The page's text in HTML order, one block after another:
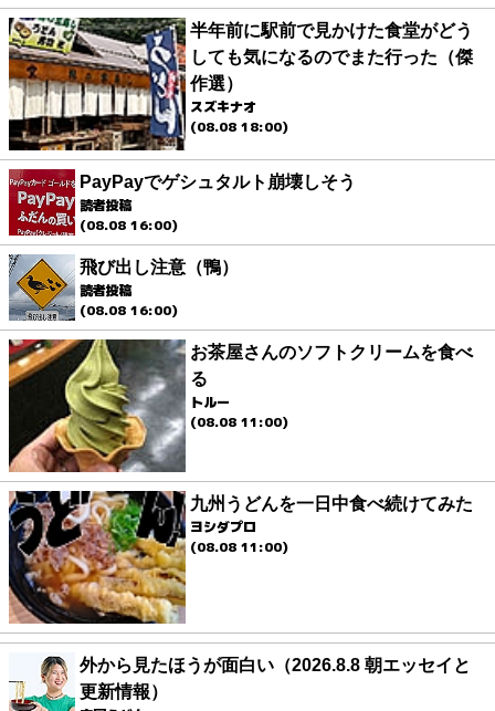
半年前に駅前で見かけた食堂がどう
しても気になるのでまた行った（傑
作選）
スズキナオ
(08.08 18:00)
PayPayでゲシュタルト崩壊しそう
読者投稿
(08.08 16:00)
飛び出し注意（鴨）
読者投稿
(08.08 16:00)
お茶屋さんのソフトクリームを食べ
る
トルー
(08.08 11:00)
九州うどんを一日中食べ続けてみた
ヨシダプロ
(08.08 11:00)
外から見たほうが面白い（2026.8.8 朝エッセイと
更新情報）